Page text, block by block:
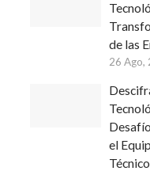
de las
26 Ago,
el